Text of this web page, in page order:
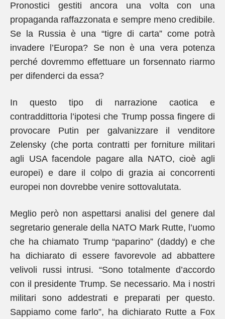
Pronostici gestiti ancora una volta con una
propaganda raffazzonata e sempre meno credibile.
Se la Russia è una “tigre di carta” come potrà
invadere l’Europa? Se non è una vera potenza
perché dovremmo effettuare un forsennato riarmo
per difenderci da essa?
In questo tipo di narrazione caotica e
contraddittoria l’ipotesi che Trump possa fingere di
provocare Putin per galvanizzare il venditore
Zelensky (che porta contratti per forniture militari
agli USA facendole pagare alla NATO, cioè agli
europei) e dare il colpo di grazia ai concorrenti
europei non dovrebbe venire sottovalutata.
Meglio però non aspettarsi analisi del genere dal
segretario generale della NATO Mark Rutte, l’uomo
che ha chiamato Trump “paparino” (daddy) e che
ha dichiarato di essere favorevole ad abbattere
velivoli russi intrusi. “Sono totalmente d’accordo
con il presidente Trump. Se necessario. Ma i nostri
militari sono addestrati e preparati per questo.
Sappiamo come farlo”, ha dichiarato Rutte a Fox